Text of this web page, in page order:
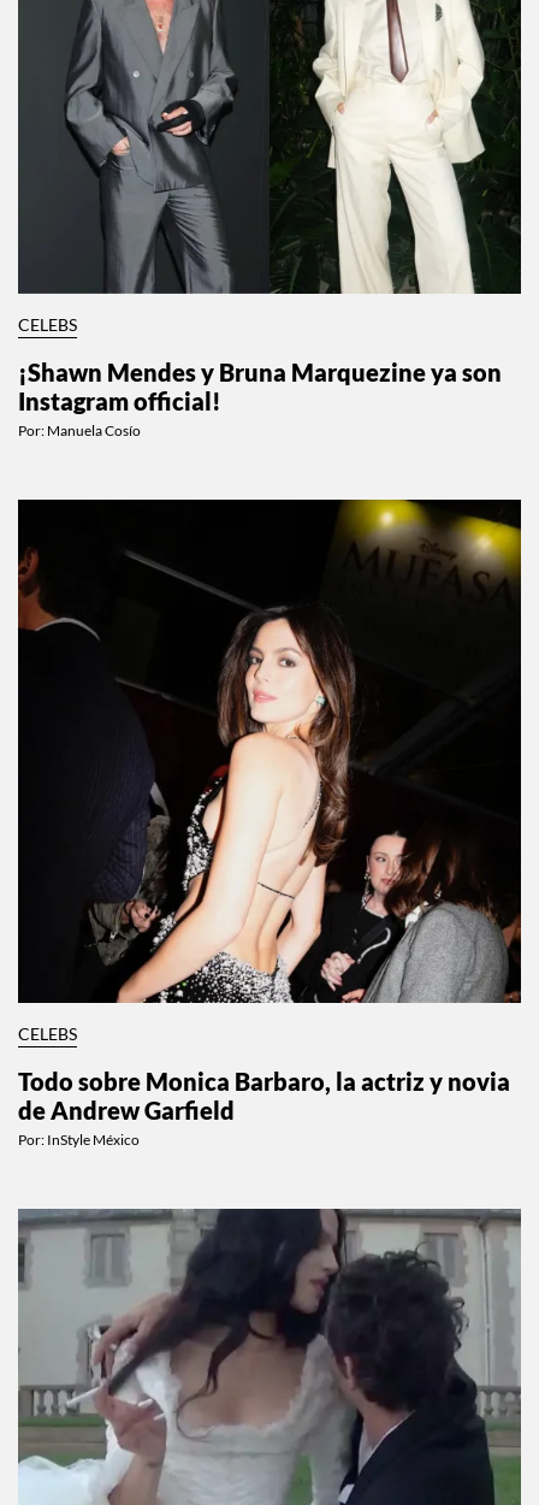
Abrams y Phoebe Bridgers
Manuela Cosío
¡Shawn Mendes y Bruna Marquezine ya son
Instagram official!
CELEBS
Todo sobre Monica Barbaro, la actriz y novia
de Andrew Garfield
Por:InStyle México